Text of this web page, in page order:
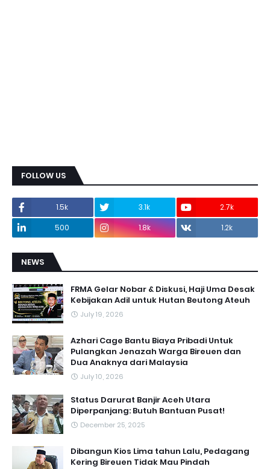
FOLLOW US
1.5k 3.1k
2.7k
500
1.8k 1.2k
NEWS
FRMA Gelar Nobar & Diskusi, Haji Uma Desak
Kebijakan Adil untuk Hutan Beutong Ateuh
July 19, 2026
Azhari Cage Bantu Biaya Pribadi Untuk
Pulangkan Jenazah Warga Bireuen dan
Dua Anaknya dari Malaysia
July 10, 2026
Status Darurat Banjir Aceh Utara
Diperpanjang: Butuh Bantuan Pusat!
December 25, 2025
Dibangun Kios Lima tahun Lalu, Pedagang
Kering Bireuen Tidak Mau Pindah